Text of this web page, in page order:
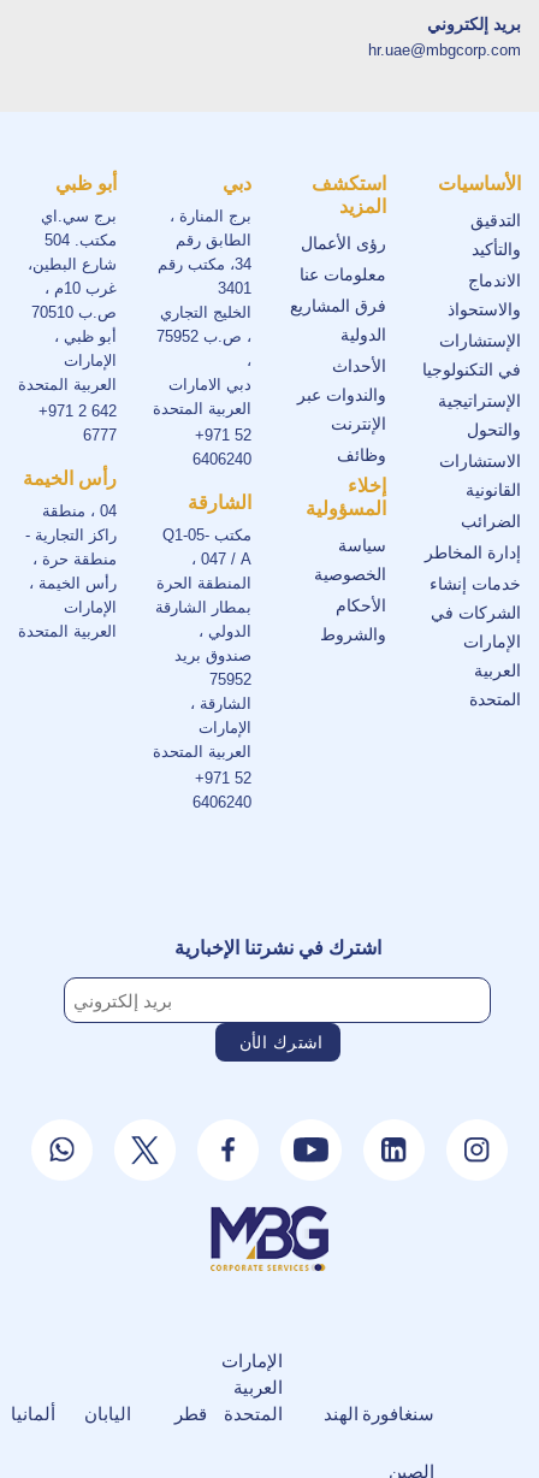
بريد إلكتروني
hr.uae@mbgcorp.com
الأساسيات
التدقيق
والتأكيد
الاندماج
والاستحواذ
الإستشارات
في التكنولوجيا
الإستراتيجية
والتحول
الاستشارات
القانونية
الضرائب
إدارة المخاطر
خدمات إنشاء
الشركات في
الإمارات
العربية
المتحدة
استكشف
المزيد
رؤى الأعمال
معلومات عنا
فرق المشاريع
الدولية
الأحداث
والندوات عبر
الإنترنت
وظائف
إخلاء
المسؤولية
سياسة
الخصوصية
الأحكام
والشروط
دبي
برج المنارة ،
الطابق رقم
34، مكتب رقم
3401
الخليج التجاري
، ص.ب 75952
،
دبي الامارات
العربية المتحدة
+971 52
6406240
الشارقة
مكتب Q1-05-
047 / A ،
المنطقة الحرة
بمطار الشارقة
الدولي ،
صندوق بريد
75952
الشارقة ،
الإمارات
العربية المتحدة
+971 52
6406240
أبو ظبي
برج سي.اي
مكتب. 504
شارع البطين،
غرب 10م ،
ص.ب 70510
أبو ظبي ،
الإمارات
العربية المتحدة
+971 2 642
6777
رأس الخيمة
04 ، منطقة
راكز التجارية -
منطقة حرة ،
رأس الخيمة ،
الإمارات
العربية المتحدة
اشترك في نشرتنا الإخبارية
سنغافورة الهند
الإمارات
العربية
المتحدة
قطر اليابان ألمانيا
الصين